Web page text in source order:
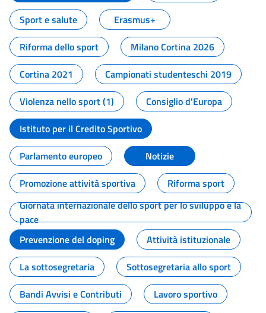
Sport e salute
Erasmus+
Riforma dello sport
Milano Cortina 2026
Cortina 2021
Campionati studenteschi 2019
Violenza nello sport (1)
Consiglio d'Europa
Istituto per il Credito Sportivo
Parlamento europeo
Notizie
Promozione attività sportiva
Riforma sport
Giornata internazionale dello sport per lo sviluppo e la
pace
Prevenzione del doping
Attività istituzionale
La sottosegretaria
Sottosegretaria allo sport
Bandi Avvisi e Contributi
Lavoro sportivo